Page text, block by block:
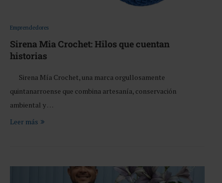
Emprendedores
Sirena Mia Crochet: Hilos que cuentan
historias
Sirena Mía Crochet, una marca orgullosamente
quintanarroense que combina artesanía, conservación
ambiental y …
Leer más